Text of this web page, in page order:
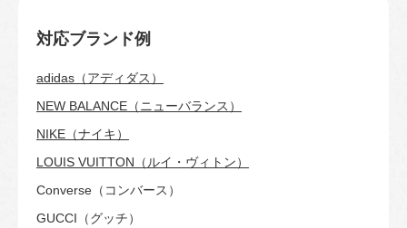
対応ブランド例
adidas（アディダス）
NEW BALANCE（ニューバランス）
NIKE（ナイキ）
LOUIS VUITTON（ルイ・ヴィトン）
Converse（コンバース）
GUCCI（グッチ）